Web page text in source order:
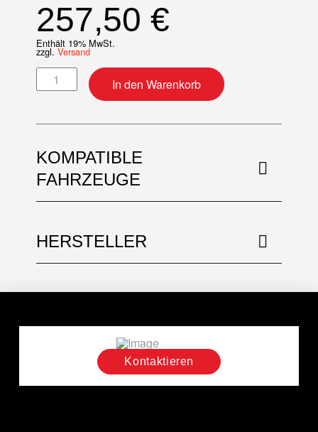
257,50 €
Enthält 19% MwSt.
zzgl. Versand
Pleuelkit MengeIn den Warenkorb
KOMPATIBLE
FAHRZEUGE
HERSTELLER
Kontaktieren